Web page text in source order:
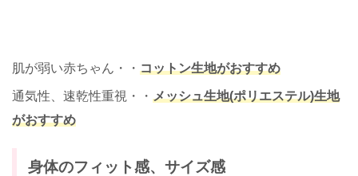
肌が弱い赤ちゃん・・ コットン生地がおすすめ
通気性、速乾性重視・・ メッシュ生地(ポリエステル)生地
がおすすめ
身体のフィット感、サイズ感